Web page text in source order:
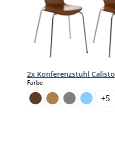
2x Konferenzstuhl Calisto
Farbeauswählen
+5